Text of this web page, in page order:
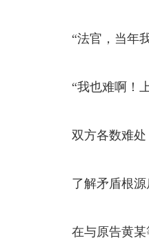
“法官，当年
“我也难啊！
双方各数难
了解矛盾根源
在与原告黄